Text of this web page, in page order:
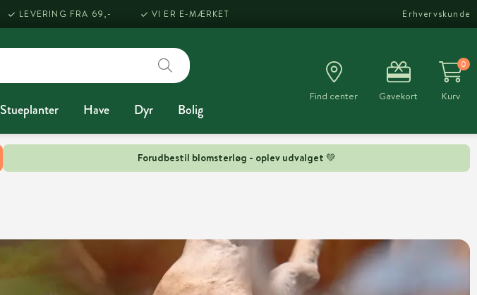
Forudbestil blomsterløg - oplev udvalget 💚
LEVERING FRA 69,- VI ER E-MÆRKET Erhvervskunde
Stueplanter Have Dyr Bolig
Find center Gavekort
0
Kurv